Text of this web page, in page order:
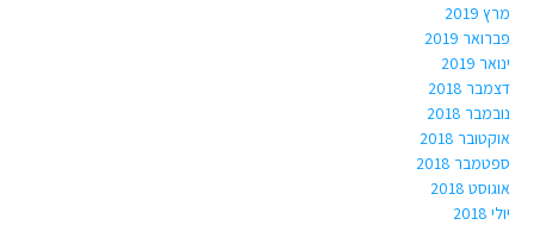
מרץ 2019
פברואר 2019
ינואר 2019
דצמבר 2018
נובמבר 2018
אוקטובר 2018
ספטמבר 2018
אוגוסט 2018
יולי 2018